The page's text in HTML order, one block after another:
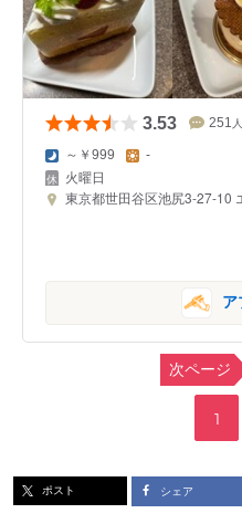
3.53 251 人
～￥999 -
火曜日
東京都世田谷区池尻3-27-10
ア
次ページ
ペ
ジ
1
ポスト シェア